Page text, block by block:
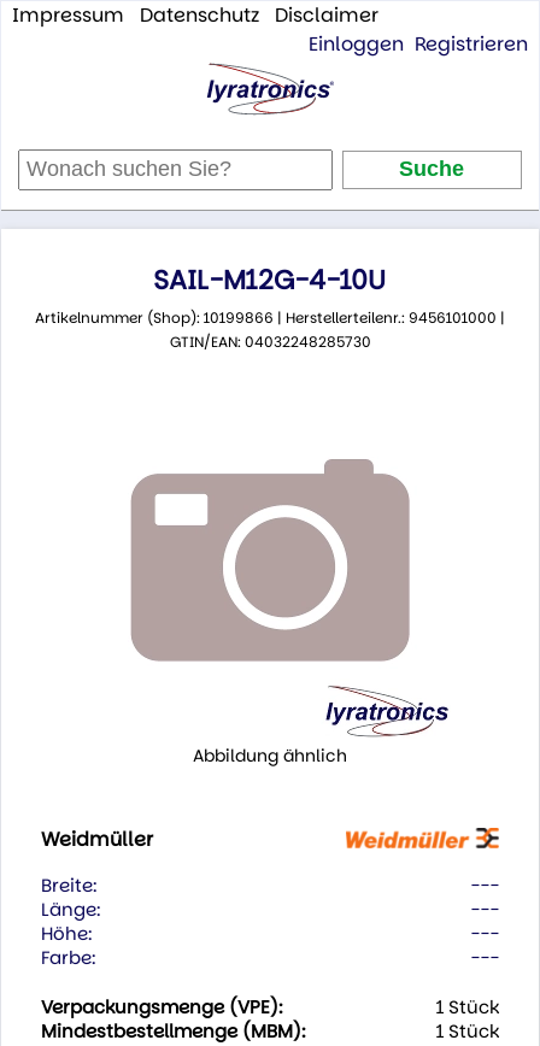
Impressum Datenschutz
Disclaimer
Einloggen Registrieren
SAIL-M12G-4-10U
Artikelnummer (Shop): 10199866 | Herstellerteilenr.: 9456101000 |
GTIN/EAN: 04032248285730
Abbildung ähnlich
Weidmüller
Breite:
---
Länge:
---
Höhe:
---
Farbe:
---
Verpackungsmenge (VPE):
1 Stück
Mindestbestellmenge (MBM):
1 Stück